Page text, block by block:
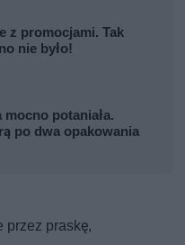
z promocjami. Tak
nie było!
potaniała.
po dwa opakowania
przez praskę,